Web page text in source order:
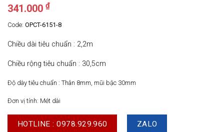
341.000 ₫
Code: OPCT-6151-8
Chiều dài tiêu chuẩn : 2,2m
Chiều rộng tiêu chuẩn : 30,5cm
Độ dày tiêu chuẩn : Thân 8mm, mũi bậc 30mm
Đơn vị tính: Mét dài
HOTLINE : 0978.929.960 ZALO